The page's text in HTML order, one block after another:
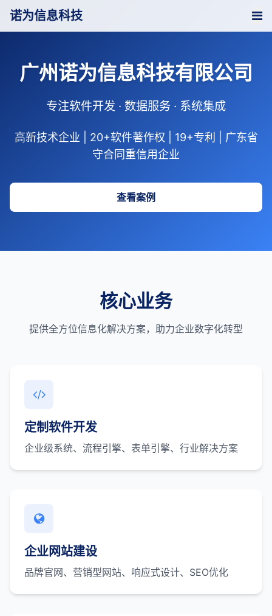
诺为信息科技
广州诺为信息科技有限公司
专注软件开发 · 数据服务 · 系统集成
高新技术企业 | 20+软件著作权 | 19+专利 | 广东省
守合同重信用企业
查看案例
核心业务
提供全方位信息化解决方案，助力企业数字化转型
定制软件开发
企业级系统、流程引擎、表单引擎、行业解决方案
企业网站建设
品牌官网、营销型网站、响应式设计、SEO优化